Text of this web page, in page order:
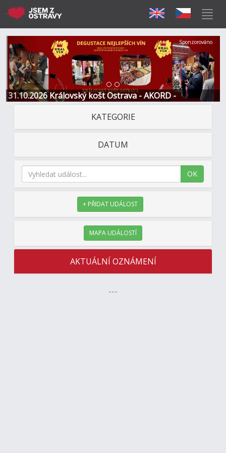
31.10.2026 Královský košt Ostrava - AKORD -
Restaurace a Hotel
Předchozí Další
Sponzorováno
KATEGORIE
DATUM
OK
+ PŘIDAT UDÁLOST
MAPA UDÁLOSTÍ
AKTUÁLNÍ OZNÁMENÍ
---